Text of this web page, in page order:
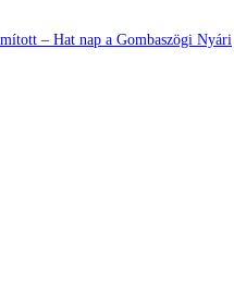
– Hat nap a Gombaszögi Nyári